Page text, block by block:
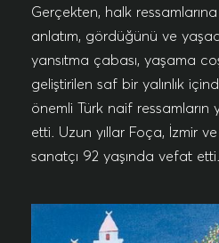
Gerçekten, halk
anlatım, gördüğünü ve
yansıtma çabası, yaşama
geliştirilen saf bir yalınlık
önemli Türk naif ressamların
etti. Uzun yıllar Foça, İzmir
sanatçı 92 yaşında vefat etti.